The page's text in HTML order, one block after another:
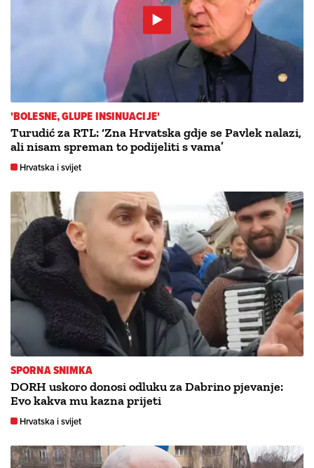
'BOLESNE, GLUPE INSINUACIJE'
Turudić za RTL: ‘Zna Hrvatska gdje se Pavlek nalazi,
ali nisam spreman to podijeliti s vama’
Hrvatska i svijet
SPORNA SNIMKA
DORH uskoro donosi odluku za Dabrino pjevanje:
Evo kakva mu kazna prijeti
Hrvatska i svijet